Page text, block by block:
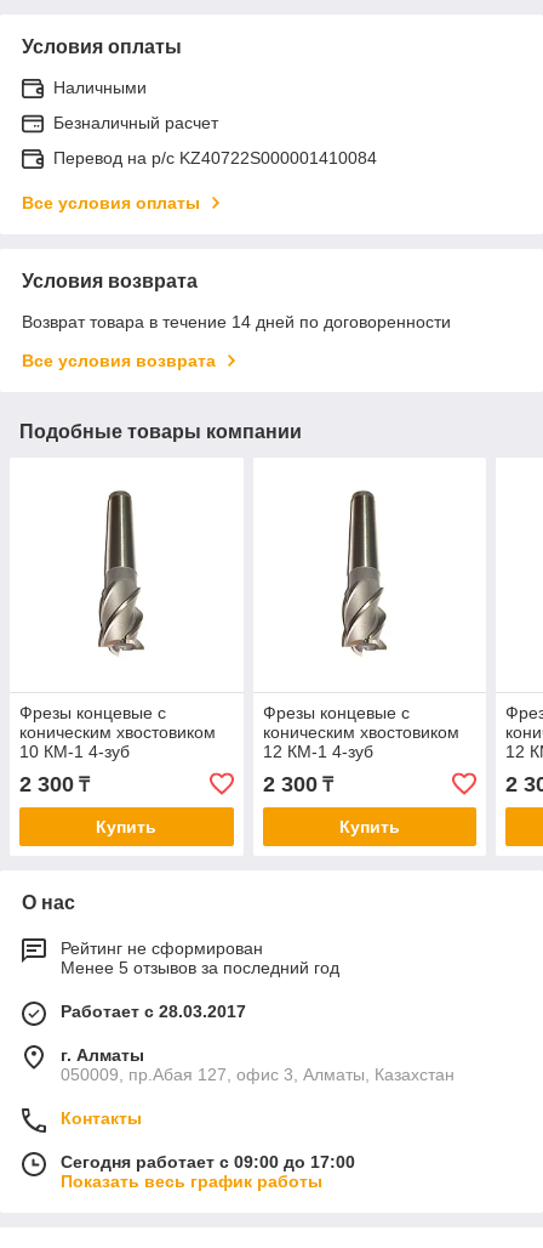
Условия оплаты
Наличными
Безналичный расчет
Перевод на р/с KZ40722S000001410084
Все условия оплаты
Условия возврата
Возврат товара в течение 14 дней по договоренности
Все условия возврата
Подобные товары компании
Фрезы концевые с
коническим хвостовиком
10 КМ-1 4-зуб
2 300 ₸
Купить
Фрезы концевые с
коническим хвостовиком
12 КМ-1 4-зуб
2 300₸
Купить
12
2
О нас
Рейтинг не сформирован
Менее 5 отзывов за последний год
Работает с 28.03.2017
г. Алматы
050009, пр.Абая 127, офис 3, Алматы, Казахстан
Контакты
Сегодня работает с 09:00 до 17:00
Показать весь график работы